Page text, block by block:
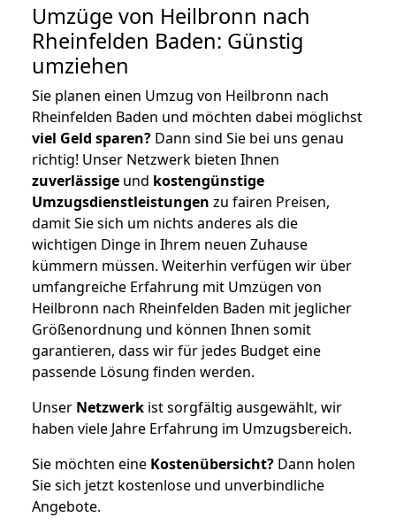
Umzüge von Heilbronn nach
Rheinfelden Baden: Günstig
umziehen
Sie planen einen Umzug von Heilbronn nach
Rheinfelden Baden und möchten dabei möglichst
viel Geld sparen? Dann sind Sie bei uns genau
richtig! Unser Netzwerk bieten Ihnen
zuverlässige und kostengünstige
Umzugsdienstleistungen zu fairen Preisen,
damit Sie sich um nichts anderes als die
wichtigen Dinge in Ihrem neuen Zuhause
kümmern müssen. Weiterhin verfügen wir über
umfangreiche Erfahrung mit Umzügen von
Heilbronn nach Rheinfelden Baden mit jeglicher
Größenordnung und können Ihnen somit
garantieren, dass wir für jedes Budget eine
passende Lösung finden werden.
Unser Netzwerk ist sorgfältig ausgewählt, wir
haben viele Jahre Erfahrung im Umzugsbereich.
Sie möchten eine Kostenübersicht? Dann holen
Sie sich jetzt kostenlose und unverbindliche
Angebote.